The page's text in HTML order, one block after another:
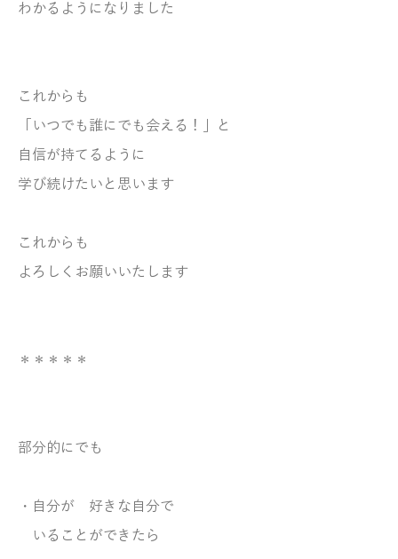
わかるようになりました
これからも
「いつでも誰にでも会える！」と
自信が持てるように
学び続けたいと思います
これからも
よろしくお願いいたします
＊＊＊＊＊
部分的にでも
・自分が 好きな自分で
いることができたら